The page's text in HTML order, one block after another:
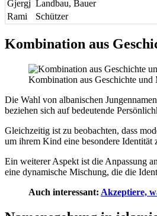
Gjergj Landbau, Bauer
Rami
Schützer
Kombination aus
Kombination aus Geschichte und
Die Wahl von albanischen
beziehen sich auf bedeutende
Gleichzeitig ist zu beobachten, dass
um ihrem Kind eine besondere
Ein weiterer Aspekt ist die Anpassung
eine dynamische Mischung, die die
Auch interessant: Akzeptiere,